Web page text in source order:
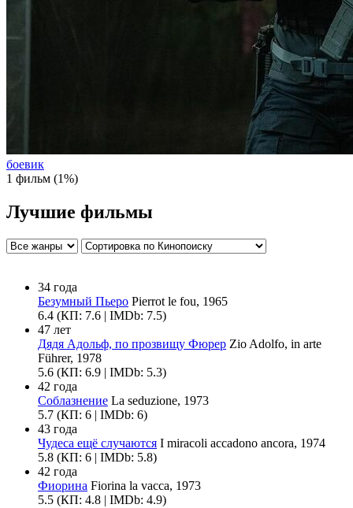
боевик
1 фильм (1%)
Лучшие фильмы
34 года
Безумный Пьеро Pierrot le fou, 1965
6.4 (КП: 7.6 | IMDb: 7.5)
47 лет
Дядя Адольф, по прозвищу Фюрер Zio Adolfo, in arte
Führer, 1978
5.6 (КП: 6.9 | IMDb: 5.3)
42 года
Соблазнение La seduzione, 1973
5.7 (КП: 6 | IMDb: 6)
43 года
Чудеса ещё случаются I miracoli accadono ancora, 1974
5.8 (КП: 6 | IMDb: 5.8)
42 года
Фиорина Fiorina la vacca, 1973
5.5 (КП: 4.8 | IMDb: 4.9)